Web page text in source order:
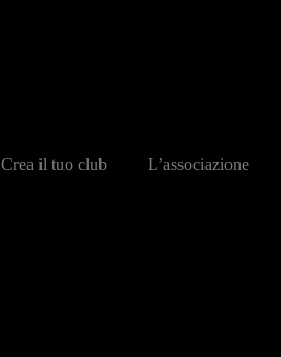
Crea il tuo club L’associazione